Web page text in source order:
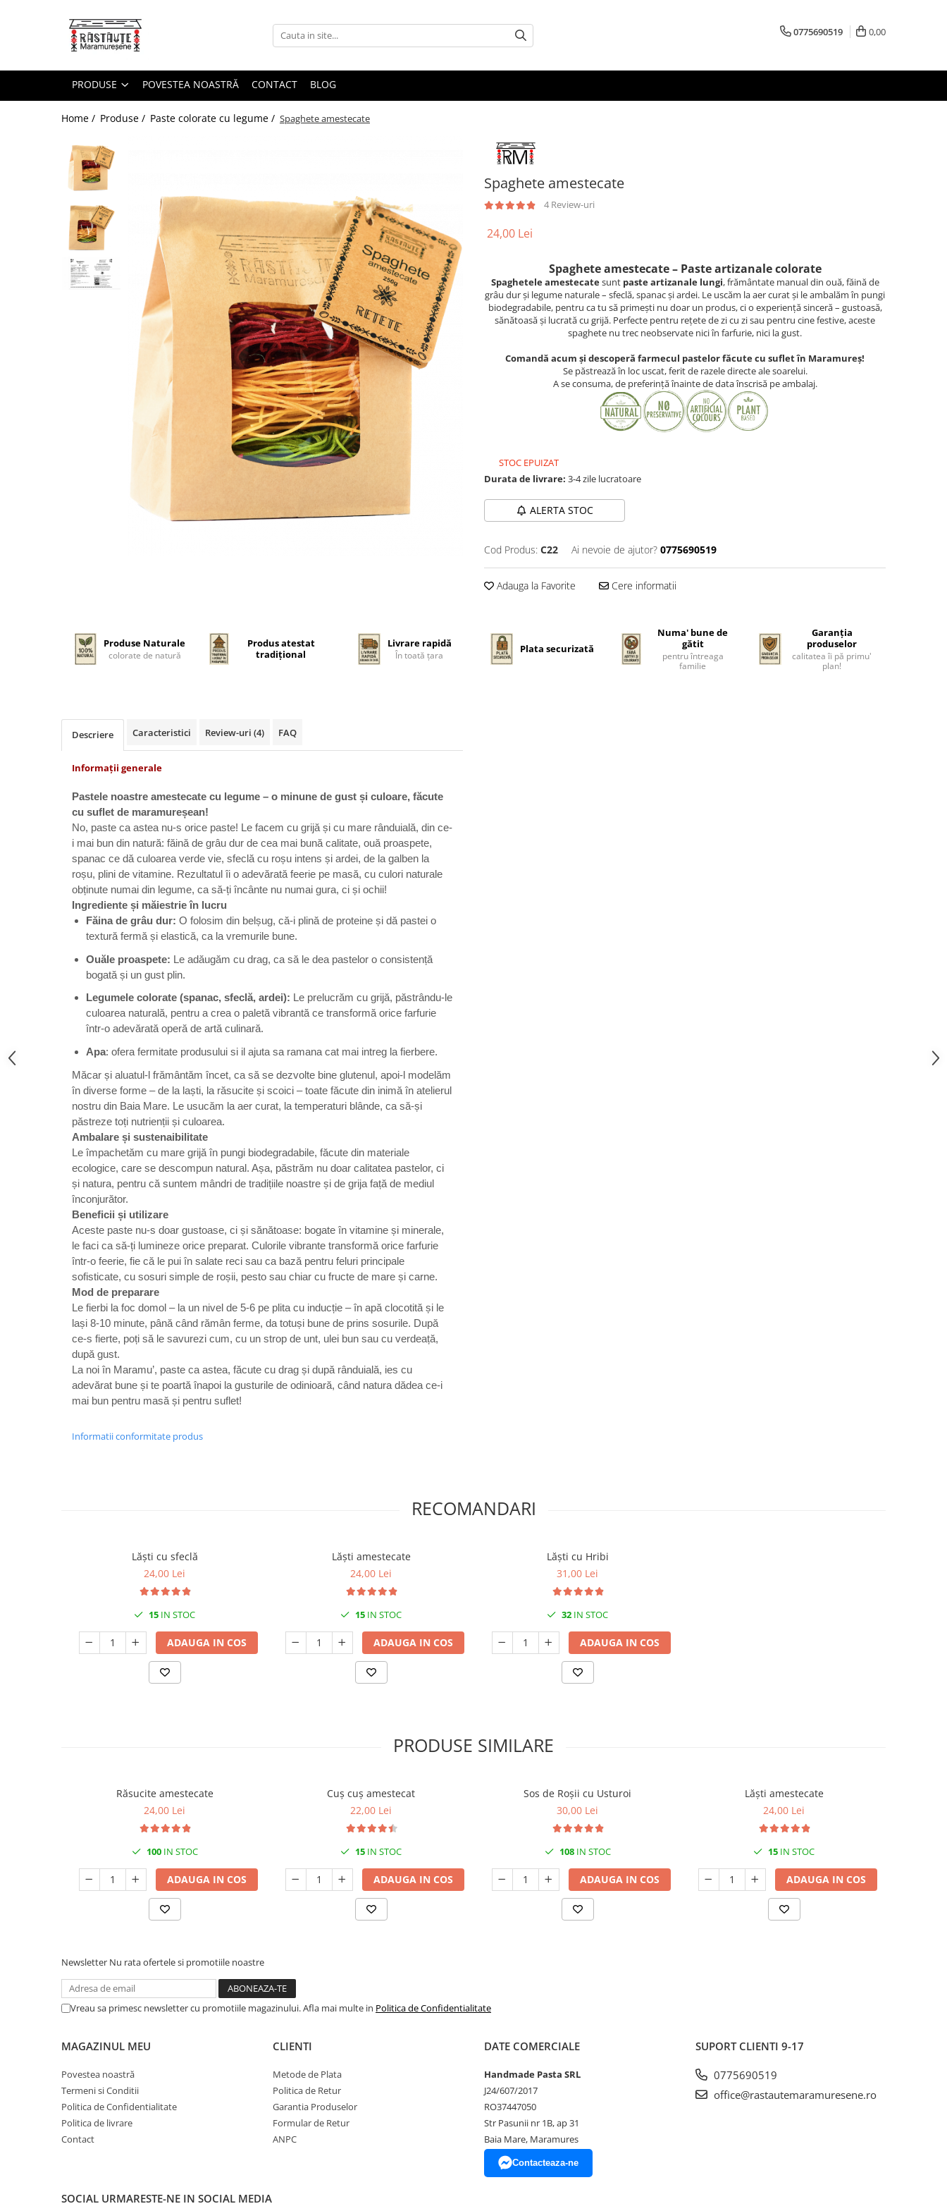
Paste colorate cu legume
Paste Simple
Paste de post, fără ou
Pachete cadou
0775690519 0,00
PRODUSE POVESTEA NOASTRĂ CONTACT BLOG
Home / Produse / Paste colorate cu legume / Spaghete amestecate
Spaghete amestecate
4 Review-uri
24,00 Lei
Spaghete amestecate – Paste artizanale colorate
Spaghetele amestecatesunt paste artizanale lungi, frământate manual din ouă, făină de
grâu dur și legume naturale – sfeclă, spanac și ardei. Le uscăm la aer curat și le ambalăm în pungi
biodegradabile, pentru ca tu să primești nu doar un produs, ci o experiență sinceră – gustoasă,
sănătoasă și lucrată cu grijă. Perfecte pentru rețete de zi cu zi sau pentru cine festive, aceste
spaghete nu trec neobservate nici în farfurie, nici la gust.
Comandă acum și descoperă farmecul pastelor făcute cu suflet în Maramureș!
Se păstrează în loc uscat, ferit de razele directe ale soarelui.
A se consuma, de preferință înainte de data înscrisă pe ambalaj.
STOC EPUIZAT
Durata de livrare: 3-4 zile lucratoare
ALERTA STOC
Cod Produs: C22 Ai nevoie de ajutor? 0775690519
Adauga la Favorite Cere informatii
Produse Naturale
colorate de natură
Produs atestat
tradițional
Livrare rapidă
În toată țara Plata securizată
Numa' bune de
gătit
pentru întreaga
familie
Garanția
produselor
calitatea îi pă primu'
plan!
Descriere Caracteristici Review-uri (4) FAQ
Informații generale
Pastele noastre amestecate cu legume – o minune de gust și culoare, făcute
cu suflet de maramureșean!
No, paste ca astea nu-s orice paste! Le facem cu grijă și cu mare rânduială, din ce-
i mai bun din natură: făină de grâu dur de cea mai bună calitate, ouă proaspete,
spanac ce dă culoarea verde vie, sfeclă cu roșu intens și ardei, de la galben la
roșu, plini de vitamine. Rezultatul îi o adevărată feerie pe masă, cu culori naturale
obținute numai din legume, ca să-ți încânte nu numai gura, ci și ochii!
Ingrediente și măiestrie în lucru
Făina de grâu dur: O folosim din belșug, că-i plină de proteine și dă pastei o
textură fermă și elastică, ca la vremurile bune.
Ouăle proaspete: Le adăugăm cu drag, ca să le dea pastelor o consistență
bogată și un gust plin.
Legumele colorate (spanac, sfeclă, ardei): Le prelucrăm cu grijă, păstrându-le
culoarea naturală, pentru a crea o paletă vibrantă ce transformă orice farfurie
într-o adevărată operă de artă culinară.
Apa: ofera fermitate produsului si il ajuta sa ramana cat mai intreg la fierbere.
Măcar și aluatul-l frământăm încet, ca să se dezvolte bine glutenul, apoi-l modelăm
în diverse forme – de la laști, la răsucite și scoici – toate făcute din inimă în atelierul
nostru din Baia Mare. Le usucăm la aer curat, la temperaturi blânde, ca să-și
păstreze toți nutrienții și culoarea.
Ambalare și sustenaibilitate
Le împachetăm cu mare grijă în pungi biodegradabile, făcute din materiale
ecologice, care se descompun natural. Așa, păstrăm nu doar calitatea pastelor, ci
și natura, pentru că suntem mândri de tradițiile noastre și de grija față de mediul
înconjurător.
Beneficii și utilizare
Aceste paste nu-s doar gustoase, ci și sănătoase: bogate în vitamine și minerale,
le faci ca să-ți lumineze orice preparat. Culorile vibrante transformă orice farfurie
într-o feerie, fie că le pui în salate reci sau ca bază pentru feluri principale
sofisticate, cu sosuri simple de roșii, pesto sau chiar cu fructe de mare și carne.
Mod de preparare
Le fierbi la foc domol – la un nivel de 5-6 pe plita cu inducție – în apă clocotită și le
lași 8-10 minute, până când rămân ferme, da totuși bune de prins sosurile. După
ce-s fierte, poți să le savurezi cum, cu un strop de unt, ulei bun sau cu verdeață,
după gust.
La noi în Maramu’, paste ca astea, făcute cu drag și după rânduială, ies cu
adevărat bune și te poartă înapoi la gusturile de odinioară, când natura dădea ce-i
mai bun pentru masă și pentru suflet!
Informatii conformitate produs
RECOMANDARI
Lăști cu sfeclă
24,00 Lei
15 IN STOC
ADAUGA IN COS
Lăști amestecate
24,00 Lei
15 IN STOC
ADAUGA IN COS
Lăști cu Hribi
31,00 Lei
32 IN STOC
ADAUGA IN COS
PRODUSE SIMILARE
Răsucite amestecate
24,00 Lei
100IN STOC
ADAUGA IN COS
Cuș cuș amestecat
22,00 Lei
15 IN STOC
ADAUGA IN COS
Sos de Roșii cu Usturoi
30,00 Lei
108IN STOC
ADAUGA IN COS
Lăști amestecate
24,00 Lei
15 IN STOC
ADAUGA IN COS
Newsletter Nu rata ofertele si promotiile noastre
Vreau sa primesc newsletter cu promotiile magazinului. Afla mai multe in Politica de Confidentialitate
MAGAZINUL MEU
Povestea noastră
Termeni si Conditii
Politica de Confidentialitate
Politica de livrare
Contact
CLIENTI
Metode de Plata
Politica de Retur
Garantia Produselor
Formular de Retur
ANPC
DATE COMERCIALE
Handmade Pasta SRL
J24/607/2017
RO37447050
Str Pasunii nr 1B, ap 31
Baia Mare, Maramures
Contacteaza-ne
SUPORT CLIENTI 9-17
0775690519
office@rastautemaramuresene.ro
SOCIAL URMARESTE-NE IN SOCIAL MEDIA